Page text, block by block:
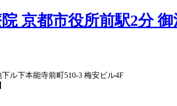
京都市役所前駅2分
ル下本能寺前町510-3 梅安ビル4F